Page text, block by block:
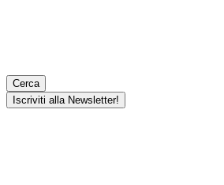
Cerca
Iscriviti alla Newsletter!